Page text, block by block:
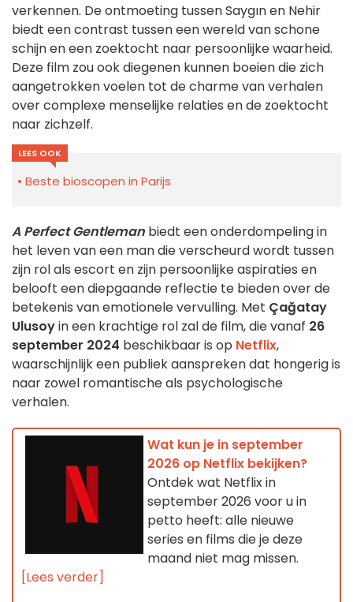
verkennen. De ontmoeting tussen Saygın en Nehir
biedt een contrast tussen een wereld van schone
schijn en een zoektocht naar persoonlijke waarheid.
Deze film zou ook diegenen kunnen boeien die zich
aangetrokken voelen tot de charme van verhalen
over complexe menselijke relaties en de zoektocht
naar zichzelf.
LEES OOK
Beste bioscopen in Parijs
A Perfect Gentleman biedt een onderdompeling in
het leven van een man die verscheurd wordt tussen
zijn rol als escort en zijn persoonlijke aspiraties en
belooft een diepgaande reflectie te bieden over de
betekenis van emotionele vervulling. Met Çağatay
Ulusoyin een krachtige rol zal de film, die vanaf 26
september 2024 beschikbaar is op Netflix,
waarschijnlijk een publiek aanspreken dat hongerig is
naar zowel romantische als psychologische
verhalen.
Wat kun je in september
2026 op Netflix bekijken?
Ontdek wat Netflix in
september 2026 voor u in
petto heeft: alle nieuwe
series en films die je deze
maand niet mag missen.
[Lees verder]